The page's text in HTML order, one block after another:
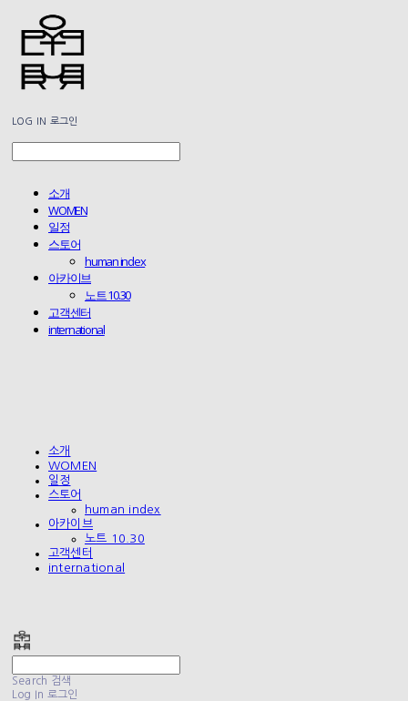
LOG IN 로그인
소개
WOMEN
일정
스토어
human index
아카이브
노트 10.30
고객센터
international
소개
WOMEN
일정
스토어
human index
아카이브
노트 10.30
고객센터
international
Search 검색
Log In 로그인